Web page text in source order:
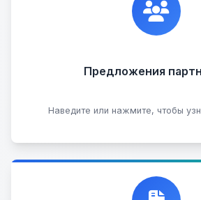
Предложения
Наведите или нажмите, чтобы
вас есть интересные идеи, мы
сотрудничеству.
Стать